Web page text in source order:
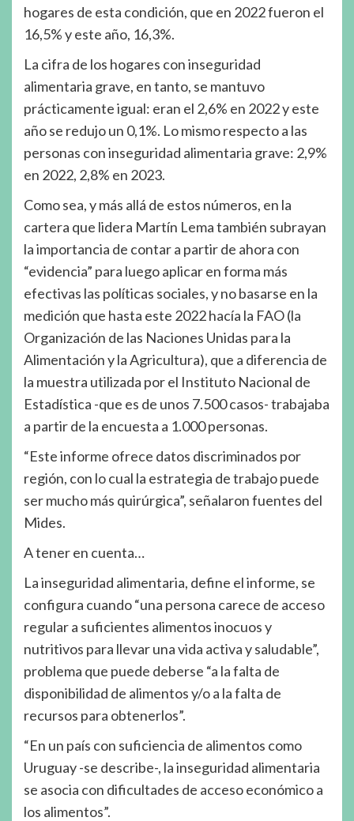
hogares de esta condición, que en 2022 fueron el
16,5% y este año, 16,3%.
La cifra de los hogares con inseguridad
alimentaria grave, en tanto, se mantuvo
prácticamente igual: eran el 2,6% en 2022 y este
año se redujo un 0,1%. Lo mismo respecto a las
personas con inseguridad alimentaria grave: 2,9%
en 2022, 2,8% en 2023.
Como sea, y más allá de estos números, en la
cartera que lidera Martín Lema también subrayan
la importancia de contar a partir de ahora con
“evidencia” para luego aplicar en forma más
efectivas las políticas sociales, y no basarse en la
medición que hasta este 2022 hacía la FAO (la
Organización de las Naciones Unidas para la
Alimentación y la Agricultura), que a diferencia de
la muestra utilizada por el Instituto Nacional de
Estadística -que es de unos 7.500 casos- trabajaba
a partir de la encuesta a 1.000 personas.
“Este informe ofrece datos discriminados por
región, con lo cual la estrategia de trabajo puede
ser mucho más quirúrgica”, señalaron fuentes del
Mides.
A tener en cuenta…
La inseguridad alimentaria, define el informe, se
configura cuando “una persona carece de acceso
regular a suficientes alimentos inocuos y
nutritivos para llevar una vida activa y saludable”,
problema que puede deberse “a la falta de
disponibilidad de alimentos y/o a la falta de
recursos para obtenerlos”.
“En un país con suficiencia de alimentos como
Uruguay -se describe-, la inseguridad alimentaria
se asocia con dificultades de acceso económico a
los alimentos”.